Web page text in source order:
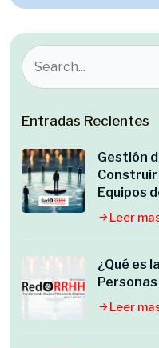
Entradas Recientes
Gestión
Construir
Equipos
Leer
¿Qué es
Personas
Leer